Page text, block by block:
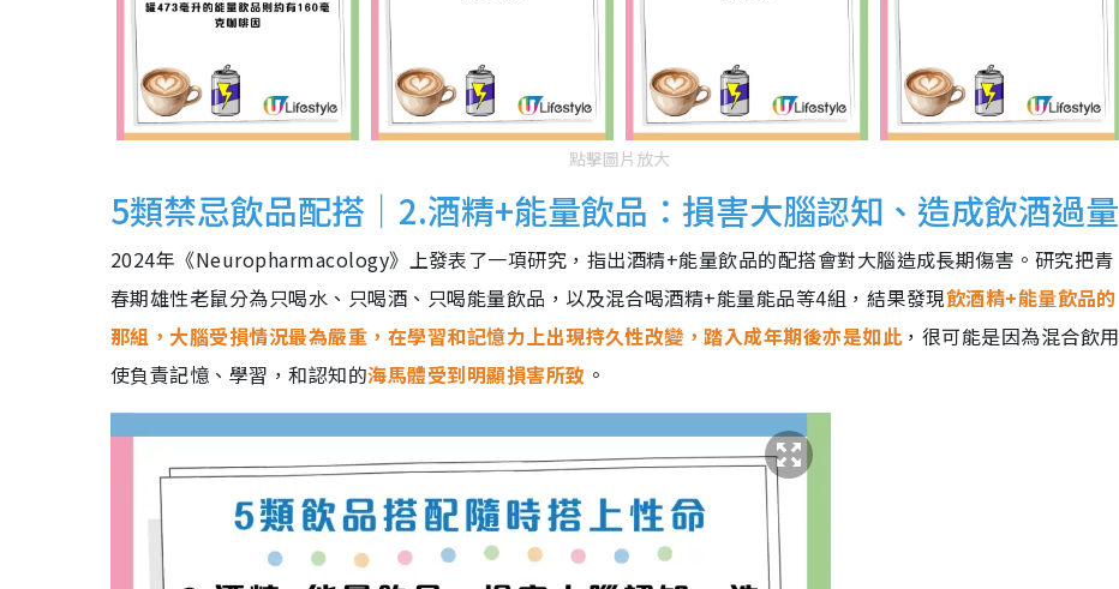
點擊圖片放大
5類禁忌飲品配搭｜2.酒精+能量飲品：損害大腦認知、造成飲酒過量
2024年《Neuropharmacology》上發表了一項研究，指出酒精+能量飲品的配搭會對大腦造成長期傷害。研究把青
春期雄性老鼠分為只喝水、只喝酒、只喝能量飲品，以及混合喝酒精+能量能品等4組，結果發現飲酒精+能量飲品的
那組，大腦受損情況最為嚴重，在學習和記憶力上出現持久性改變，踏入成年期後亦是如此，很可能是因為混合飲用
使負責記憶、學習，和認知的海馬體受到明顯損害所致 。